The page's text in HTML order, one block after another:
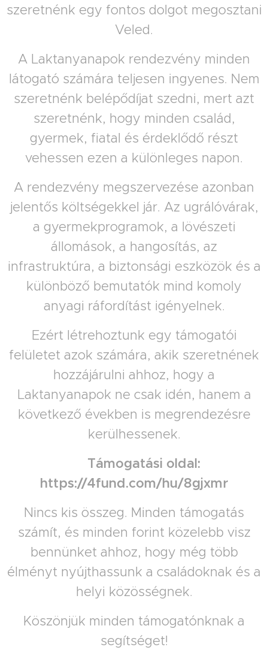
szeretnénk egy fontos dolgot megosztani
Veled.
A Laktanyanapok rendezvény minden
látogató számára teljesen ingyenes. Nem
szeretnénk belépődíjat szedni, mert azt
szeretnénk, hogy minden család,
gyermek, fiatal és érdeklődő részt
vehessen ezen a különleges napon.
A rendezvény megszervezése azonban
jelentős költségekkel jár. Az ugrálóvárak,
a gyermekprogramok, a lövészeti
állomások, a hangosítás, az
infrastruktúra, a biztonsági eszközök és a
különböző bemutatók mind komoly
anyagi ráfordítást igényelnek.
Ezért létrehoztunk egy támogatói
felületet azok számára, akik szeretnének
hozzájárulni ahhoz, hogy a
Laktanyanapok ne csak idén, hanem a
következő években is megrendezésre
kerülhessenek.
👉 Támogatási oldal:
https://4fund.com/hu/8gjxmr
Nincs kis összeg. Minden támogatás
számít, és minden forint közelebb visz
bennünket ahhoz, hogy még több
élményt nyújthassunk a családoknak és a
helyi közösségnek.
Köszönjük minden támogatónknak a
segítséget!